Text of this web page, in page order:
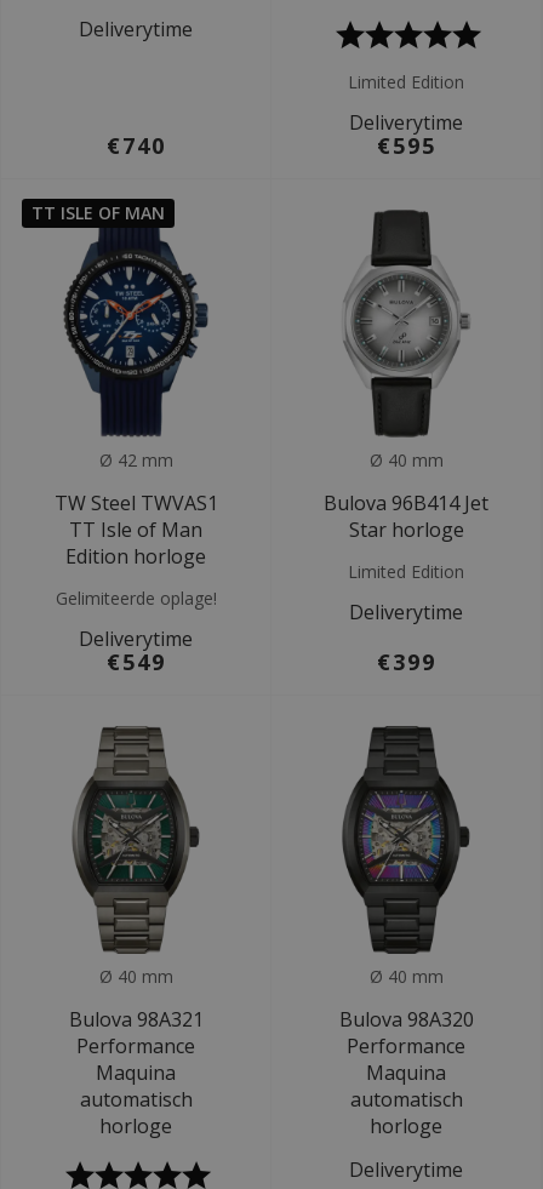
Deliverytime
€740
Limited Edition
Deliverytime
€595
TT ISLE OF MAN
Ø 42 mm
TW Steel TWVAS1
TT Isle of Man
Edition horloge
Gelimiteerde oplage!
Deliverytime
€549
Ø 40 mm
Bulova 96B414 Jet
Star horloge
Limited Edition
Deliverytime
€399
Ø 40 mm
Bulova 98A321
Performance
Maquina
automatisch
horloge
Ø 40 mm
Bulova 98A320
Performance
Maquina
automatisch
horloge
Deliverytime